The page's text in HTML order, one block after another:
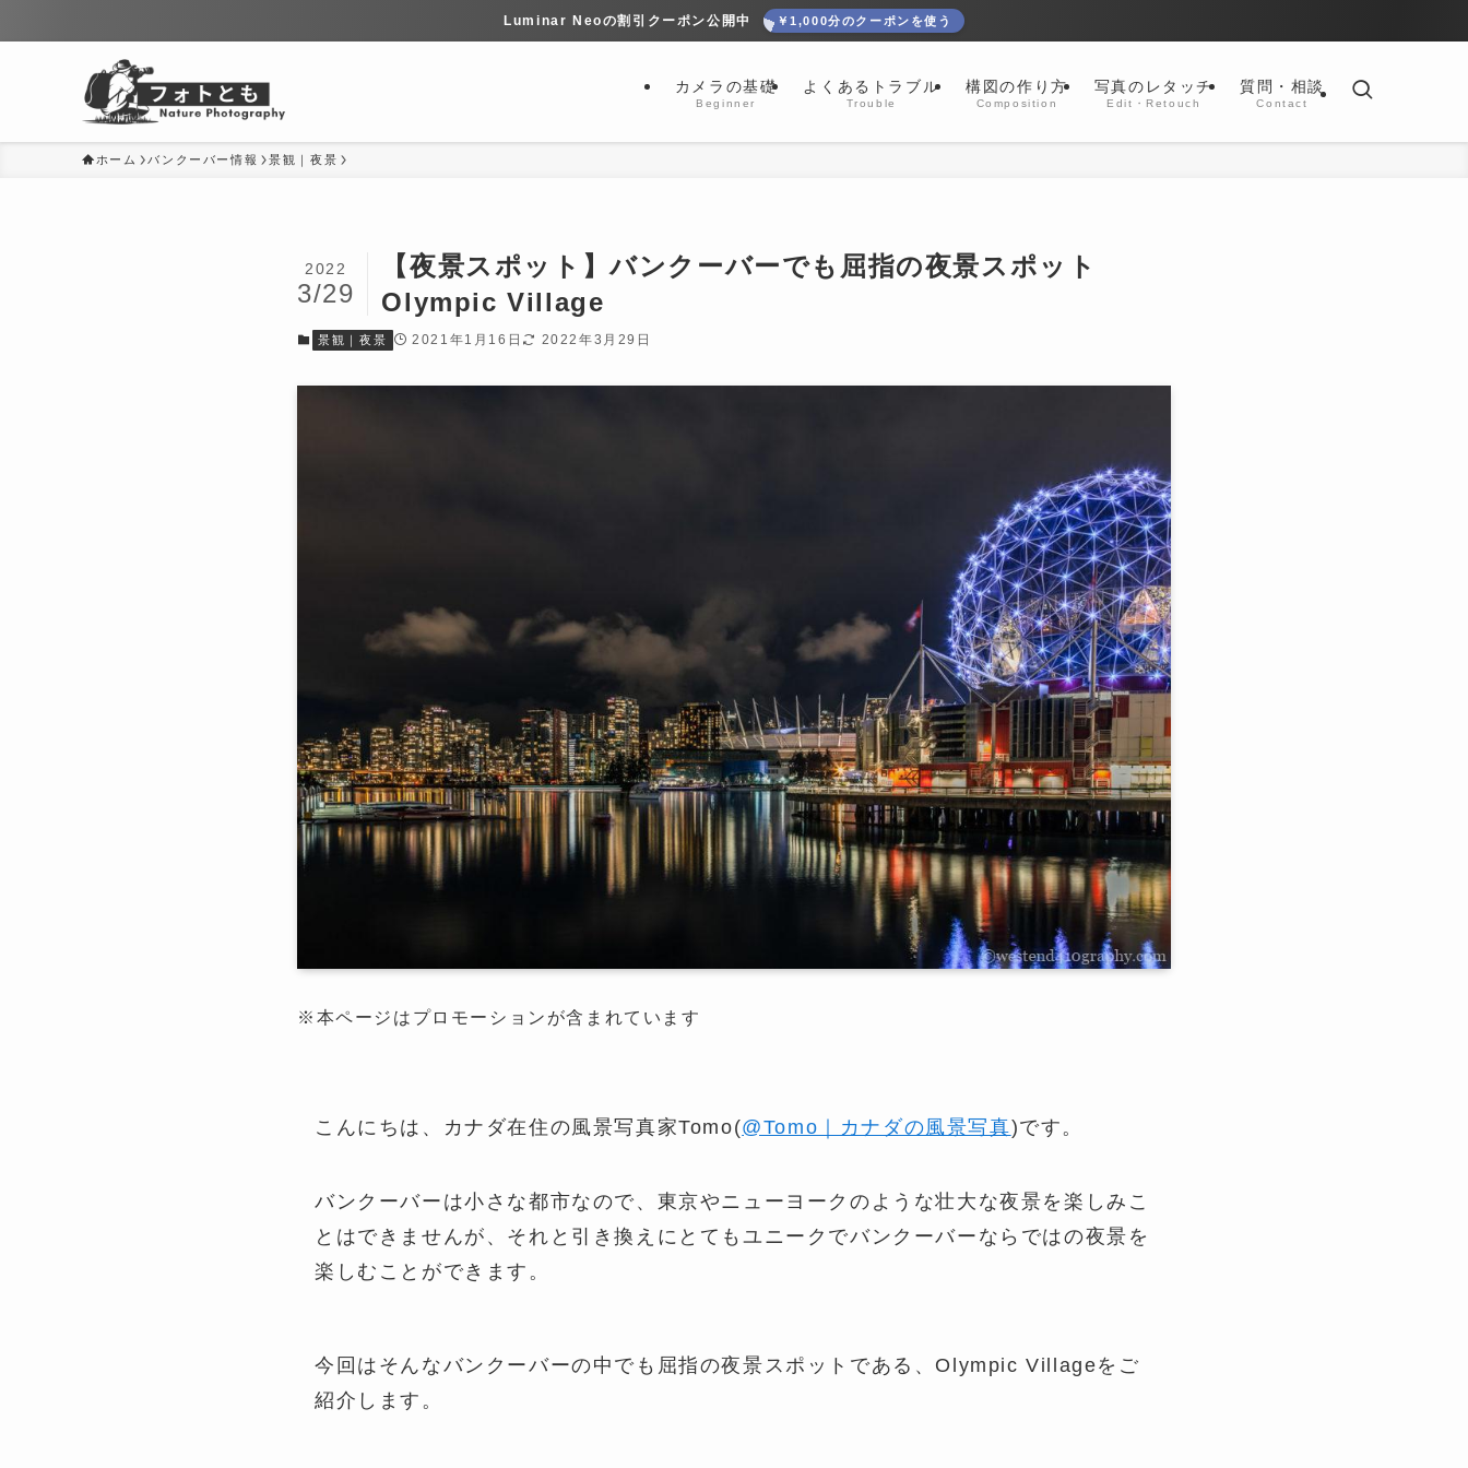
Luminar Neoの割引クーポン公開中 ￥1,000分のクーポンを使う
カメラの基礎
Beginner
よくあるトラブル
Trouble
構図の作り方
Composition
写真のレタッチ
Edit・Retouch
質問・相談
Contact
ホーム バンクーバー情報 景観｜夜景
【夜景スポット】バンクーバーでも屈指の夜景スポット
Olympic Village
2022
3/29
景観｜夜景 2021年1月16日 2022年3月29日
※本ページはプロモーションが含まれています
こんにちは、カナダ在住の風景写真家Tomo(@Tomo｜カナダの風景写真)です。
バンクーバーは小さな都市なので、東京やニューヨークのような壮大な夜景を楽しみこ
とはできませんが、それと引き換えにとてもユニークでバンクーバーならではの夜景を
楽しむことができます。
今回はそんなバンクーバーの中でも屈指の夜景スポットである、Olympic Villageをご
紹介します。